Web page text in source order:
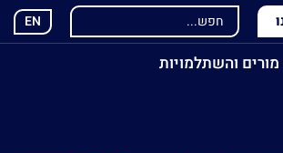
EN
מורים והשתלמויות